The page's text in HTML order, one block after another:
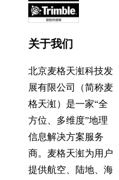
关于我们
北京麦格天渱科技发
展有限公司（简称麦
格天渱）是一家“全
方位、多维度”地理
信息解决方案服务
商。麦格天渱为用户
提供航空、陆地、海